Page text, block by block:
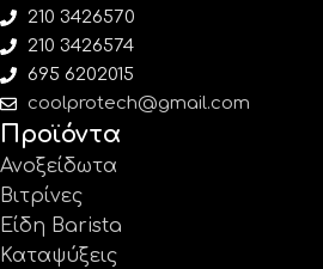
210 3426570
210 3426574
695 6202015
coolprotech@gmail.com
Προϊόντα
Ανοξείδωτα
Βιτρίνες
Είδη Barista
Καταψύξεις